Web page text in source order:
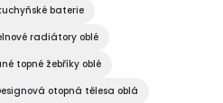
baterie
radiátory oblé
topné žebříky oblé
otopná tělesa oblá